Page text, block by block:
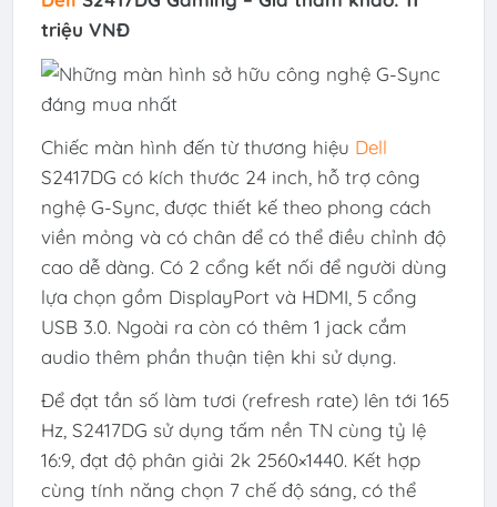
triệu VNĐ
Chiếc màn hình đến từ thương hiệu Dell
S2417DG có kích thước 24 inch, hỗ trợ công
nghệ G-Sync, được thiết kế theo phong cách
viền mỏng và có chân để có thể điều chỉnh độ
cao dễ dàng. Có 2 cổng kết nối để người dùng
lựa chọn gồm DisplayPort và HDMI, 5 cổng
USB 3.0. Ngoài ra còn có thêm 1 jack cắm
audio thêm phần thuận tiện khi sử dụng.
Để đạt tần số làm tươi (refresh rate) lên tới 165
Hz, S2417DG sử dụng tấm nền TN cùng tỷ lệ
16:9, đạt độ phân giải 2k 2560×1440. Kết hợp
cùng tính năng chọn 7 chế độ sáng, có thể